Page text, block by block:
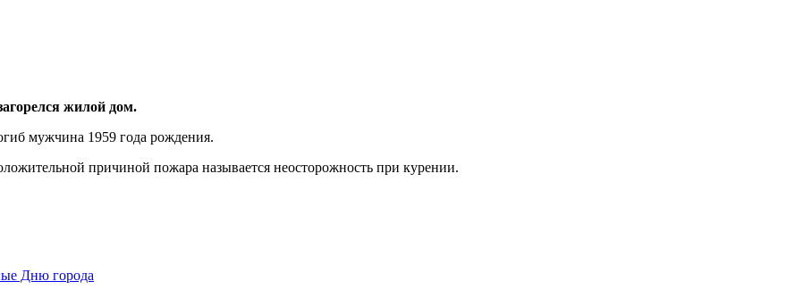
жилой дом.
мужчина 1959 года рождения.
причиной пожара называется неосторожность при курении.
Дню города